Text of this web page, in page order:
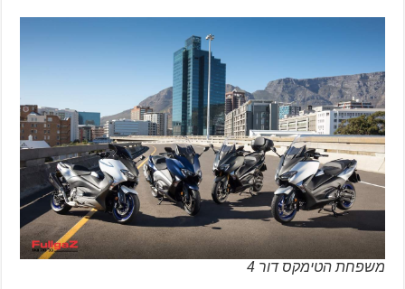
משפחת הטימקס דור 4